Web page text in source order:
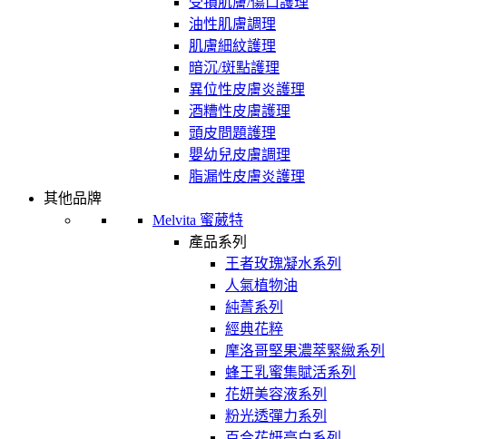
油性肌膚調理
肌膚細紋護理
暗沉/斑點護理
異位性皮膚炎護理
酒糟性皮膚護理
頭皮問題護理
嬰幼兒皮膚調理
脂漏性皮膚炎護理
其他品牌
Melvita 蜜葳特
產品系列
王者玫瑰凝水系列
人氣植物油
純菁系列
經典花粹
摩洛哥堅果濃萃緊緻系列
蜂王乳蜜集賦活系列
花妍美容液系列
粉光透彈力系列